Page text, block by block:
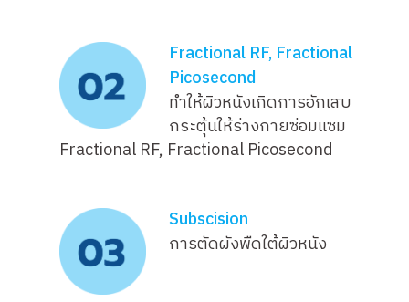
Fractional RF, Fractional
Picosecond
ทำให้ผิวหนังเกิดการอักเสบ
กระตุ้นให้ร่างกายซ่อมแซม
Fractional RF, Fractional Picosecond
Subscision
การตัดผังพืดใต้ผิวหนัง